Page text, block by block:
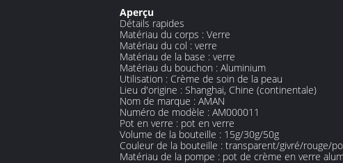
Aperçu
Détails rapides
Matériau du corps : Verre
Matériau du col : verre
Matériau de la base : verre
Matériau du bouchon : Aluminium
Utilisation : Crème de soin de la peau
Lieu d'origine : Shanghai, Chine (continentale)
Nom de marque : AMAN
Numéro de modèle : AM000011
Pot en verre : pot en verre
Volume de la bouteille : 15g/30g/50g
Couleur de la bouteille : transparent/givré/rouge/
Matériau de la pompe : pot de crème en verre